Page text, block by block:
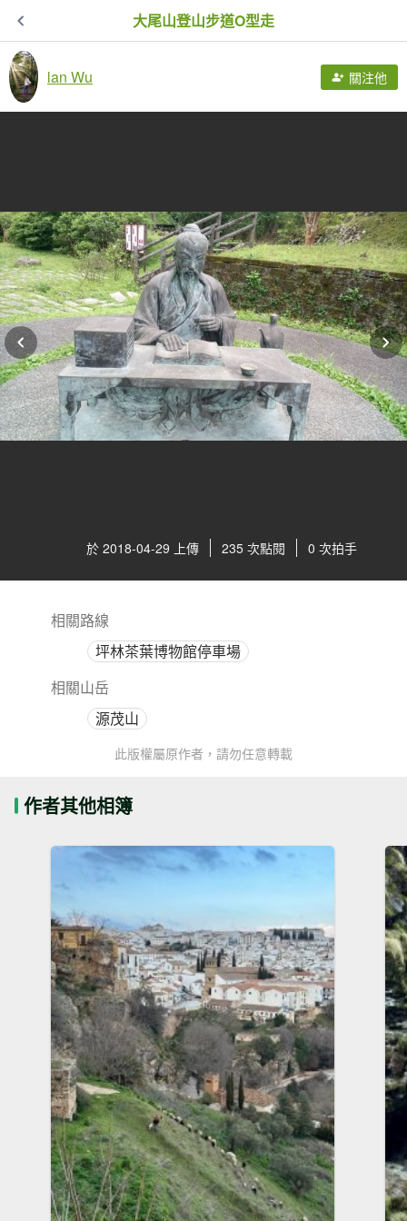
大尾山登山步道O型走
lan Wu 關注他
於 2018-04-29 上傳 235 次點閱 0 次拍手
相關路線
坪林茶葉博物館停車場
相關山岳
源茂山
此版權屬原作者，請勿任意轉載
作者其他相簿